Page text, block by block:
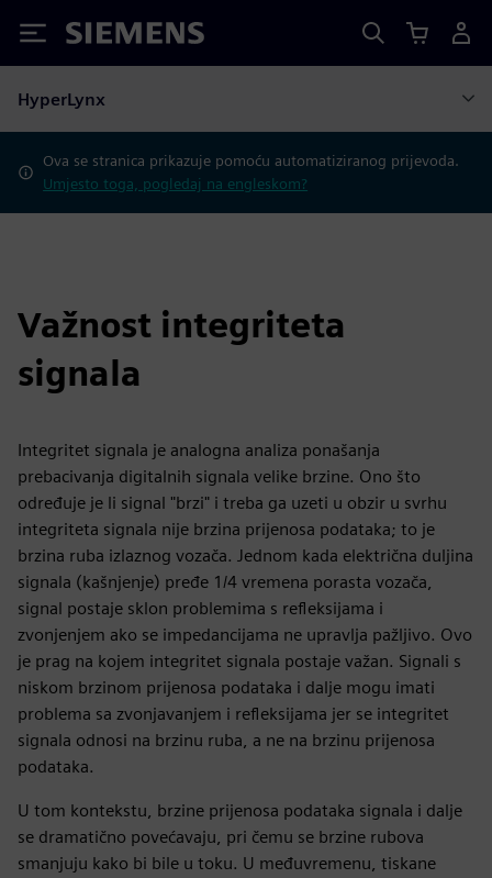
Siemens
HyperLynx
Ova se stranica prikazuje pomoću automatiziranog prijevoda.
Umjesto toga, pogledaj na engleskom?
Važnost integriteta
signala
Integritet signala je analogna analiza ponašanja
prebacivanja digitalnih signala velike brzine. Ono što
određuje je li signal "brzi" i treba ga uzeti u obzir u svrhu
integriteta signala nije brzina prijenosa podataka; to je
brzina ruba izlaznog vozača. Jednom kada električna duljina
signala (kašnjenje) pređe 1/4 vremena porasta vozača,
signal postaje sklon problemima s refleksijama i
zvonjenjem ako se impedancijama ne upravlja pažljivo. Ovo
je prag na kojem integritet signala postaje važan. Signali s
niskom brzinom prijenosa podataka i dalje mogu imati
problema sa zvonjavanjem i refleksijama jer se integritet
signala odnosi na brzinu ruba, a ne na brzinu prijenosa
podataka.
U tom kontekstu, brzine prijenosa podataka signala i dalje
se dramatično povećavaju, pri čemu se brzine rubova
smanjuju kako bi bile u toku. U međuvremenu, tiskane